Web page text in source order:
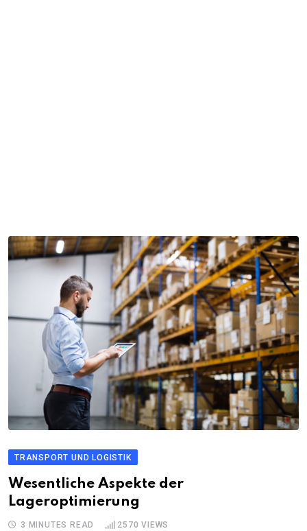
TRANSPORT UND LOGISTIK
Wesentliche Aspekte der
Lageroptimierung
3 MINUTES READ 2570 VIEWS